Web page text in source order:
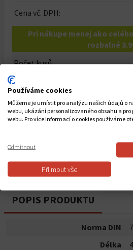
Cena vč. DPH:
Pri nákupe menej ako
rozbalné
Počet kusů
Celkem za1ks
Do
Dostupnost:Skladem
POPIS PRODUKTU
Norma DIN
Délka
Používáme cookies
Můžeme je umístit pro analýzu našich údajů o
webu, ukázání personalizovaného obsahu a
webu. Pro více informací o cookies používáme
Odmítnout
Přijmout vše